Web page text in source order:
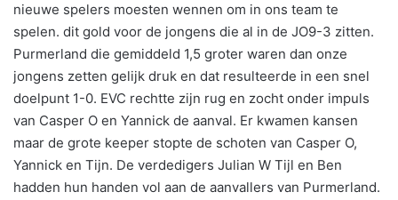
nieuwe spelers moesten wennen om in ons team te
spelen. dit gold voor de jongens die al in de JO9-3 zitten.
Purmerland die gemiddeld 1,5 groter waren dan onze
jongens zetten gelijk druk en dat resulteerde in een snel
doelpunt 1-0. EVC rechtte zijn rug en zocht onder impuls
van Casper O en Yannick de aanval. Er kwamen kansen
maar de grote keeper stopte de schoten van Casper O,
Yannick en Tijn. De verdedigers Julian W Tijl en Ben
hadden hun handen vol aan de aanvallers van Purmerland.